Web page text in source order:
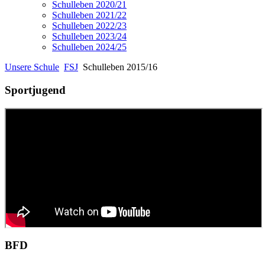
Schulleben 2020/21
Schulleben 2021/22
Schulleben 2022/23
Schulleben 2023/24
Schulleben 2024/25
Unsere Schule FSJ Schulleben 2015/16
Sportjugend
BFD